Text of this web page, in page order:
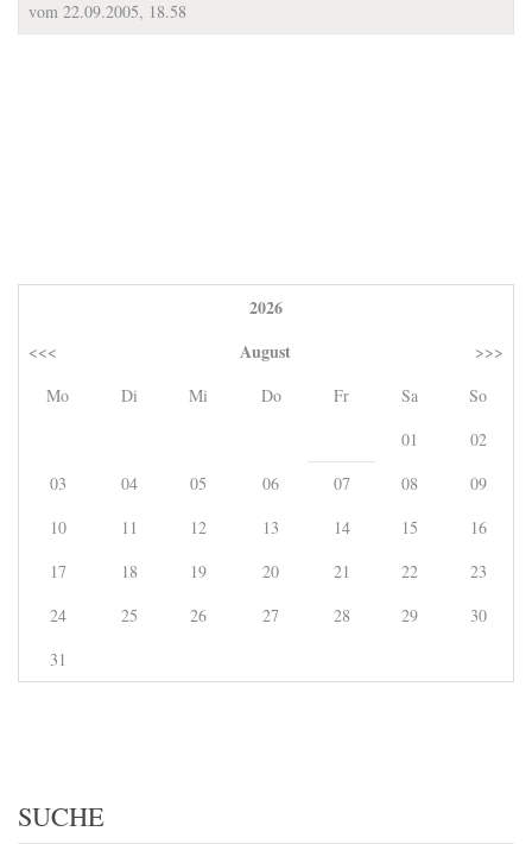
vom 22.09.2005, 18.58
2026
<<< August
>>>
Mo
Di Mi Do Fr Sa
So
01
02
03
04 05 06 07 08
09
10
11 12 13 14 15
16
17
18 19 20 21 22
23
24
25 26 27 28 29
30
31
SUCHE